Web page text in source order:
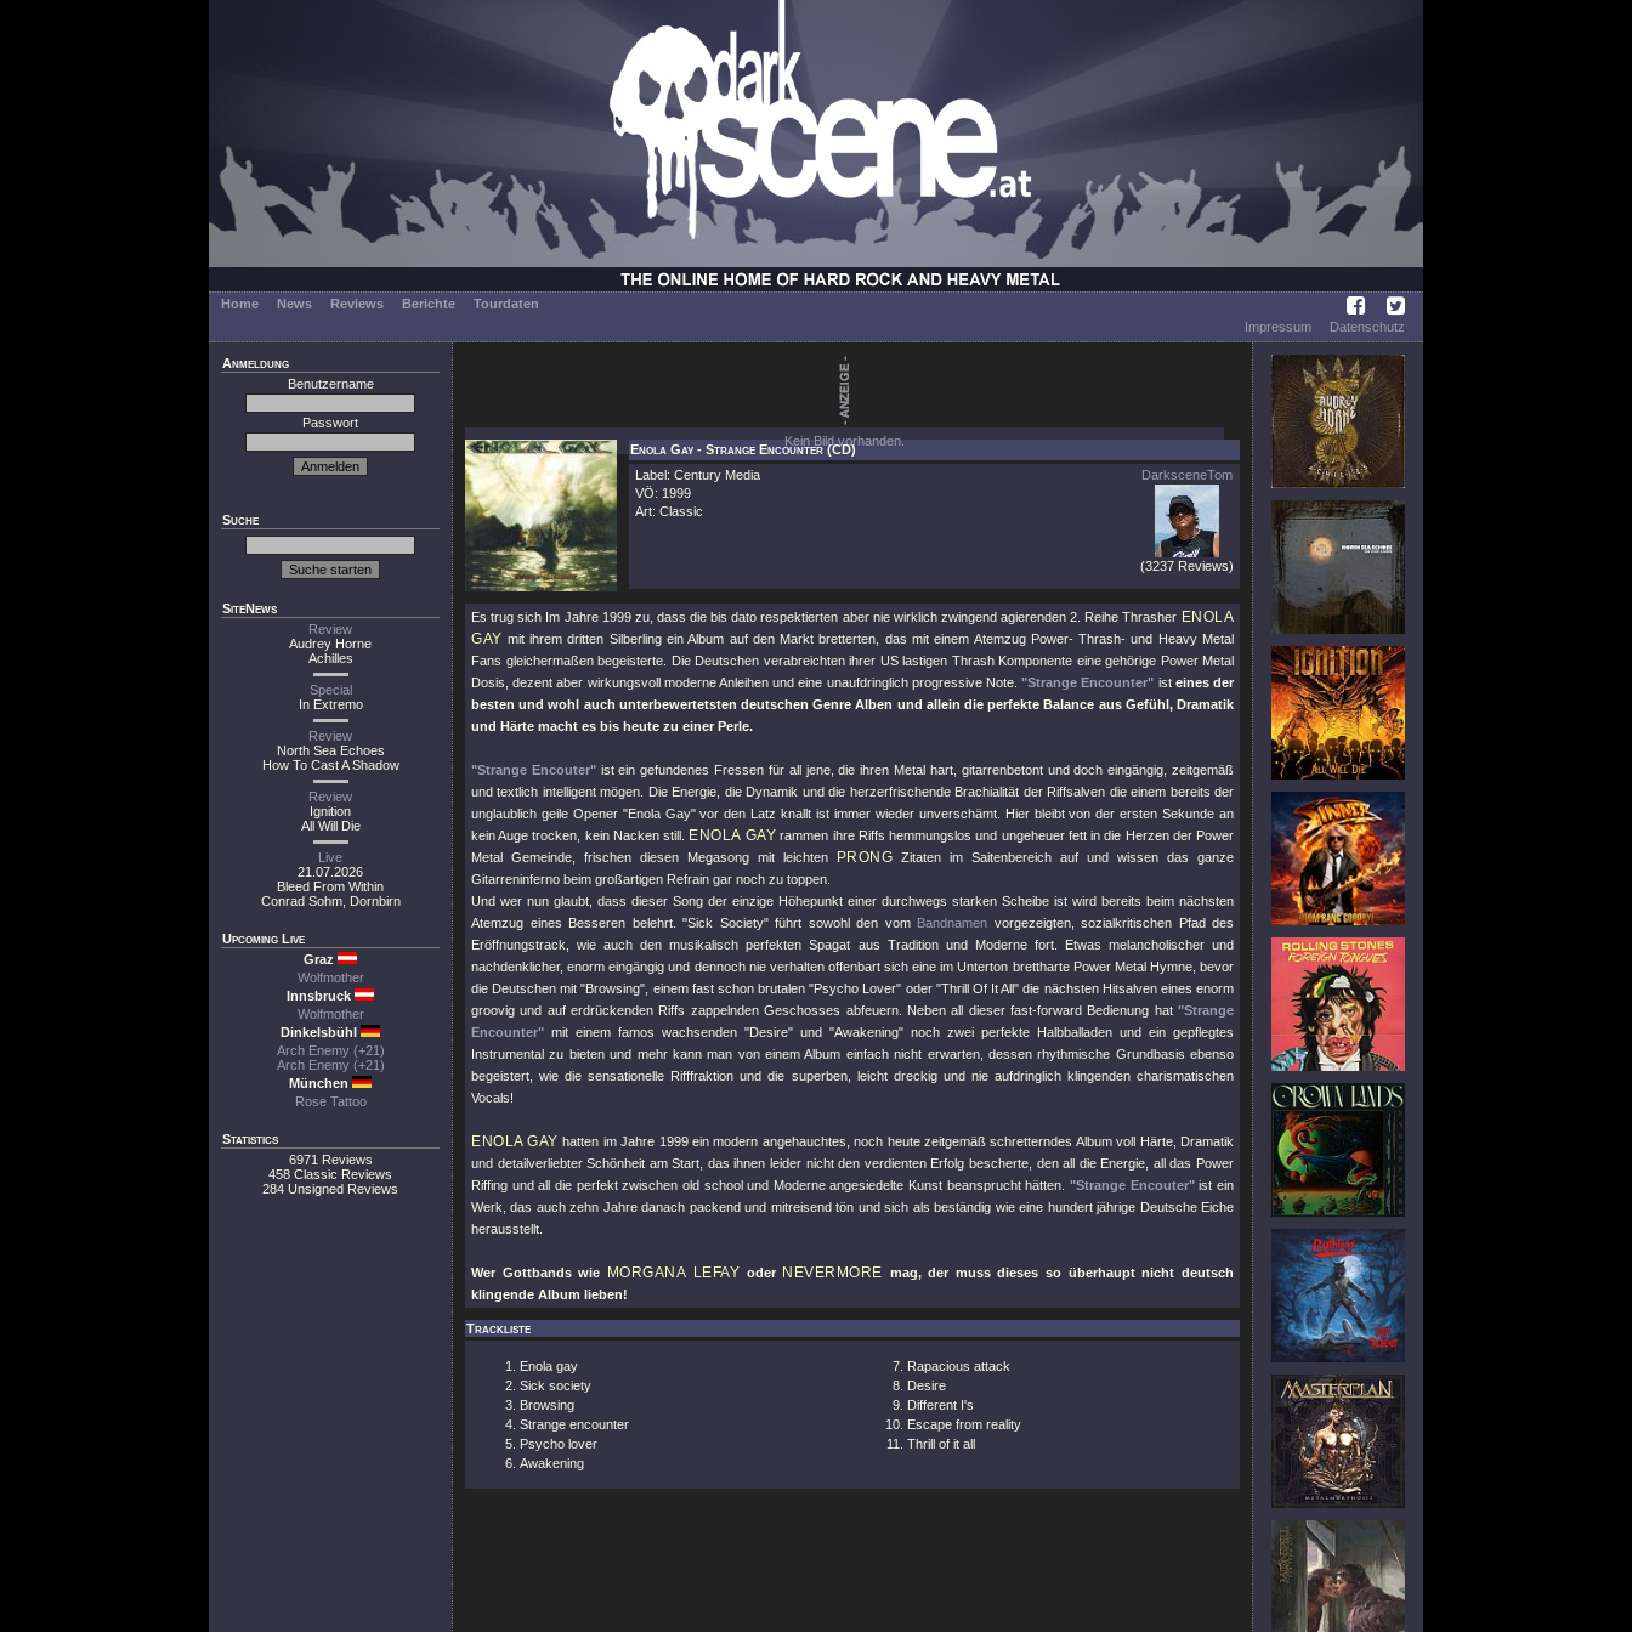
Home News Reviews Berichte
Tourdaten
Impressum
Datenschutz
Anmeldung
Benutzername
Passwort
Suche
SiteNews
Review
Audrey Horne
Achilles
Special
In Extremo
Review
North Sea Echoes
How To Cast A Shadow
Review
Ignition
All Will Die
Live
21.07.2026
Bleed From Within
Conrad Sohm, Dornbirn
Upcoming Live
Graz
Wolfmother
Innsbruck
Wolfmother
Dinkelsbühl
Arch Enemy (+21)
Arch Enemy (+21)
München
Rose Tattoo
Statistics
6971 Reviews
458 Classic Reviews
284 Unsigned Reviews
Kein Bild vorhanden.
Enola Gay - Strange Encounter (CD)
Label: Century Media
VÖ: 1999
Art: Classic
DarksceneTom
(3237 Reviews)
Es trug sich Im Jahre 1999 zu, dass die bis dato respektierten aber nie wirklich zwingend agierenden 2. Reihe Thrasher ENOLA
GAY mit ihrem dritten Silberling ein Album auf den Markt bretterten, das mit einem Atemzug Power- Thrash- und Heavy Metal
Fans gleichermaßen begeisterte. Die Deutschen verabreichten ihrer US lastigen Thrash Komponente eine gehörige Power Metal
Dosis, dezent aber wirkungsvoll moderne Anleihen und eine unaufdringlich progressive Note."Strange Encounter" ist eines der
besten und wohl auch unterbewertetsten deutschen Genre Alben und allein die perfekte Balance aus Gefühl, Dramatik
und Härte macht es bis heute zu einer Perle.
"Strange Encouter"ist ein gefundenes Fressen für all jene, die ihren Metal hart, gitarrenbetont und doch eingängig, zeitgemäß
und textlich intelligent mögen. Die Energie, die Dynamik und die herzerfrischende Brachialität der Riffsalven die einem bereits der
unglaublich geile Opener "Enola Gay"vor den Latz knallt ist immer wieder unverschämt. Hier bleibt von der ersten Sekunde an
kein Auge trocken, kein Nacken still.
ENOLA GAY rammen ihre Riffs hemmungslos und ungeheuer fett in die Herzen der Power
Metal Gemeinde, frischen diesen Megasong mit leichten
PRONG Zitaten im Saitenbereich auf und wissen das ganze
Gitarreninferno beim großartigen Refrain gar noch zu toppen.
Und wer nun glaubt, dass dieser Song der einzige Höhepunkt einer durchwegs starken Scheibe ist wird bereits beim nächsten
Atemzug eines Besseren belehrt. "Sick Society"führt sowohl den vom Bandnamen vorgezeigten, sozialkritischen Pfad des
Eröffnungstrack, wie auch den musikalisch perfekten Spagat aus Tradition und Moderne fort. Etwas melancholischer und
nachdenklicher, enorm eingängig und dennoch nie verhalten offenbart sich eine im Unterton brettharte Power Metal Hymne, bevor
die Deutschen mit"Browsing" , einem fast schon brutalen"Psycho Lover" oder "Thrill Of It All" die nächsten Hitsalven eines enorm
groovig und auf erdrückenden Riffs zappelnden Geschosses abfeuern. Neben all dieser fast-forward Bedienung hat "Strange
Encounter" mit einem famos wachsenden "Desire" und "Awakening" noch zwei perfekte Halbballaden und ein gepflegtes
Instrumental zu bieten und mehr kann man von einem Album einfach nicht erwarten, dessen rhythmische Grundbasis ebenso
begeistert, wie die sensationelle Rifffraktion und die superben, leicht dreckig und nie aufdringlich klingenden charismatischen
Vocals!
ENOLA GAY hatten im Jahre 1999 ein modern angehauchtes, noch heute zeitgemäß schretterndes Album voll Härte, Dramatik
und detailverliebter Schönheit am Start, das ihnen leider nicht den verdienten Erfolg bescherte, den all die Energie, all das Power
Riffing und all die perfekt zwischen old school und Moderne angesiedelte Kunst beansprucht hätten."Strange Encouter"ist ein
Werk, das auch zehn Jahre danach packend und mitreisend tön und sich als beständig wie eine hundert jährige Deutsche Eiche
herausstellt.
Wer Gottbands wie MORGANA LEFAY oder NEVERMORE mag, der muss dieses so überhaupt nicht deutsch
klingende Album lieben!
Trackliste
Enola gay
Sick society
Browsing
Strange encounter
Psycho lover
Awakening
Rapacious attack
Desire
Different I's
Escape from reality
Thrill of it all